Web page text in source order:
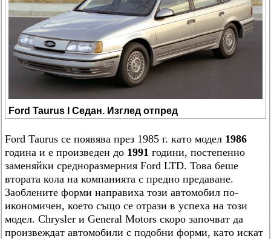
Ford Taurus I Седан. Изглед отпред
Ford Taurus се появява през 1985 г. като модел 1986
година и е произведен до 1991 години, постепенно
заменяйки средноразмерния Ford LTD. Това беше
втората кола на компанията с предно предаване.
Заоблените форми направиха този автомобил по-
икономичен, което също се отрази в успеха на този
модел. Chrysler и General Motors скоро започват да
произвеждат автомобили с подобни форми, като искат